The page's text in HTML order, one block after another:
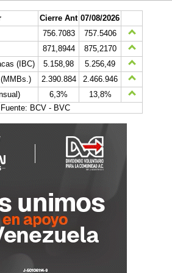
Cierre Ant 07/08/2026
756.7083
757.5406
871,8944
875,2170
(IBC)
5.158,98
5.256,49
(MMBs.)
2.390.884
2.466.946
6,3%
13,8%
Fuente: BCV - BVC